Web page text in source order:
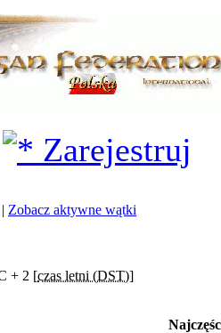
Zarejestruj
| Zobacz aktywne wątki
+ 2 [czas letni (DST)]